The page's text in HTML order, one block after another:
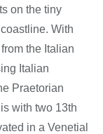
on the tiny
With
the Italian
Italian
Praetorian
with two 13th
in a Venetial